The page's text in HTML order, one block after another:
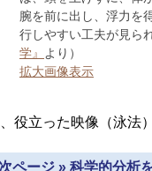
腕を前に出し、浮力を
行しやすい工夫が見ら
学』
より）
拡大画像表示
役立った映像（泳法
次ページ » 科学的分析